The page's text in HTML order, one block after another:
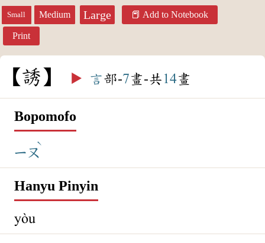
Small Medium Large Add to Notebook
Print
誘 ▶️ 言部-7畫-共 14畫
Bopomofo
ㄧㄡ
ˋ
Hanyu Pinyin
yòu